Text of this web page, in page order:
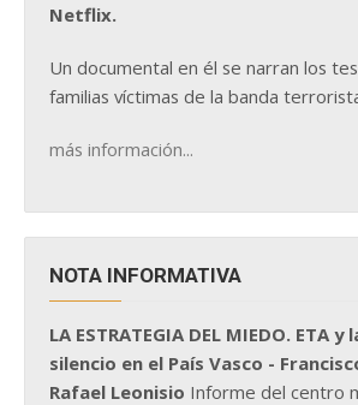
Netflix.
Un documental en él se narran los
familias víctimas de la banda
más información...
NOTA INFORMATIVA
LA ESTRATEGIA DEL MIEDO. ETA
silencio en el País Vasco -
Rafael Leonisio Informe del centro